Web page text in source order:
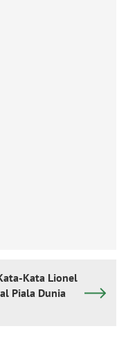
Kata Lionel
Piala Dunia